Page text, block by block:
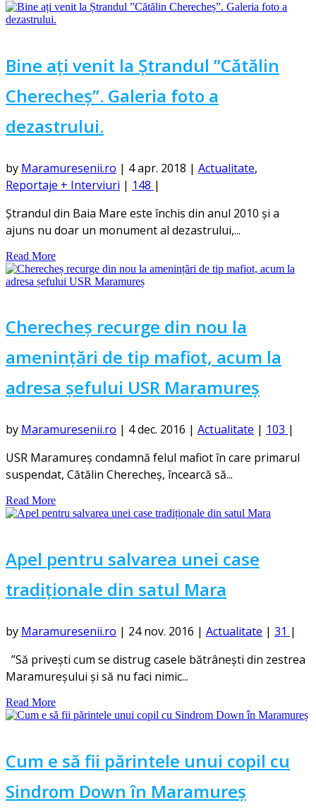
Bine ați venit la Ștrandul ”Cătălin
Cherecheș”. Galeria foto a
dezastrului.
by Maramuresenii.ro | 4 apr. 2018 | Actualitate,
Reportaje + Interviuri | 148 |
Ștrandul din Baia Mare este închis din anul 2010 și a
ajuns nu doar un monument al dezastrului,...
Read More
Cherecheș recurge din nou la
amenințări de tip mafiot, acum la
adresa șefului USR Maramureș
by Maramuresenii.ro | 4 dec. 2016 | Actualitate | 103 |
USR Maramureş condamnă felul mafiot în care primarul
suspendat, Cătălin Cherecheş, încearcă să...
Read More
Apel pentru salvarea unei case
tradiționale din satul Mara
by Maramuresenii.ro | 24 nov. 2016 | Actualitate | 31 |
”Să privești cum se distrug casele bătrânești din zestrea
Maramureșului și să nu faci nimic...
Read More
Cum e să fii părintele unui copil cu
Sindrom Down în Maramureș